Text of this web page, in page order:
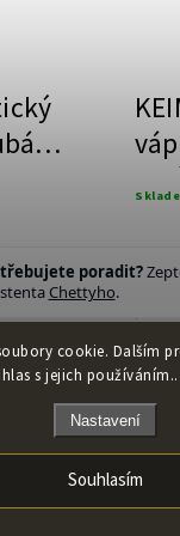
cookie. Dalším
s jejich
Nastavení
Souhlasím
poradit?
Chettyho.